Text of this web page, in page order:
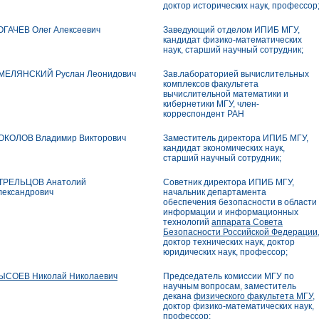
доктор исторических наук, профессор;
Олег Алексеевич
Заведующий отделом ИПИБ МГУ,
кандидат физико-математических
наук, старший научный сотрудник;
Руслан Леонидович
Зав.лабораторией вычислительных
комплексов факультета
вычислительной математики и
кибернетики МГУ, член-
корреспондент РАН
Владимир Викторович
Заместитель директора ИПИБ МГУ,
кандидат экономических наук,
старший научный сотрудник;
Анатолий
Советник директора ИПИБ МГУ,
начальник департамента
обеспечения безопасности в области
информации и информационных
технологий аппарата Совета
Безопасности Российской Федерации,
доктор технических наук, доктор
юридических наук, профессор;
Николай Николаевич
Председатель комиссии МГУ по
научным вопросам, заместитель
декана физического факультета МГУ,
доктор физико-математических наук,
профессор;